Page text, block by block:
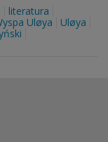
literatura
Uløya
Uløya